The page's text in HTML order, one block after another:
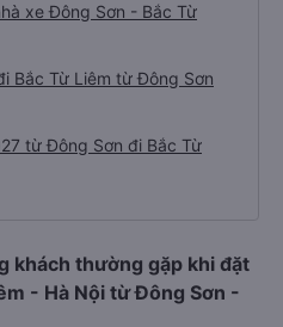
xe Đông Sơn - Bắc Từ
Bắc Từ Liêm từ Đông Sơn
từ Đông Sơn đi Bắc Từ
khách thường gặp khi đặt
- Hà Nội từ Đông Sơn -